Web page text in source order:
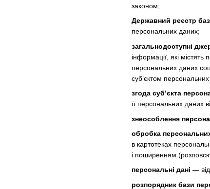
законом;
Державний реєстр
персональних даних;
загальнодоступні
інформації, які
персональних даних
суб’єктом
згода суб’єкта
її персональних даних
знеособлення
обробка
в картотеках
і поширенням
персональні дані —
розпорядник бази